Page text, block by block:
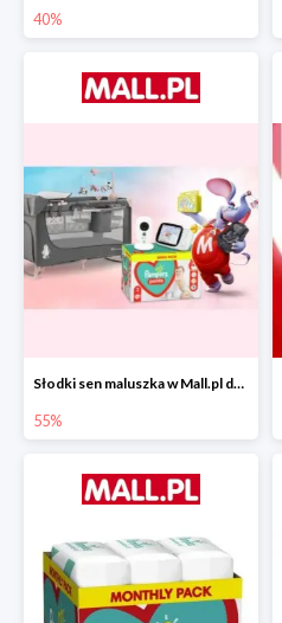
40%
Słodki sen maluszka w Mall.pl do -55%
55%